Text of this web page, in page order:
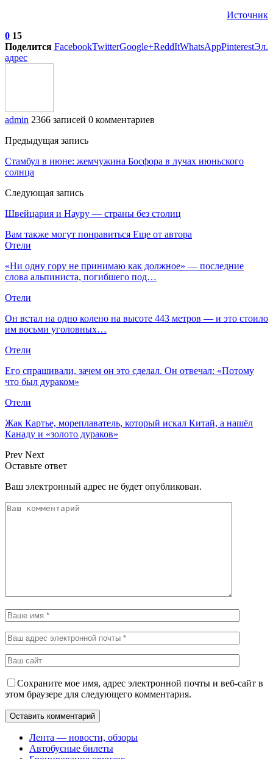
Источник
0 15
Поделится FacebookTwitterGoogle+ReddItWhatsAppPinterestЭл.
адрес
admin 2366 записей 0 комментариев
Предыдущая запись
Стамбул в июне: жемчужина Босфора в лучах июньского
солнца
Следующая запись
Швейцария и Науру — страны без столиц
Вам также могут понравиться Еще от автора
Отели
«Ни одну гору не принимаю как должное» — последние
слова альпиниста, погибшего под…
Отели
Он встал на одно колено на высоте 443 метров — и это стоило
им восьми уголовных…
Отели
Его спрашивали, зачем он это сделал. Он отвечал: «Потому
что был дураком»
Отели
Жак Картье, мореплаватель, который искал Китай, а нашёл
Канаду и «золото дураков»
Prev Next
Оставьте ответ
Ваш электронный адрес не будет опубликован.
Сохраните мое имя, адрес электронной почты и веб-сайт в
этом браузере для следующего комментария.
Лента — новости, обзоры
Автобусные билеты